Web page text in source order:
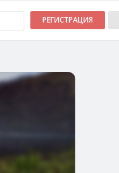
РЕГИСТРАЦИЯ